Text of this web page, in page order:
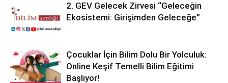
2. GEV Gelecek Zirvesi “Geleceğin
Ekosistemi: Girişimden Geleceğe”
Çocuklar İçin Bilim Dolu Bir Yolculuk:
Online Keşif Temelli Bilim Eğitimi
Başlıyor!